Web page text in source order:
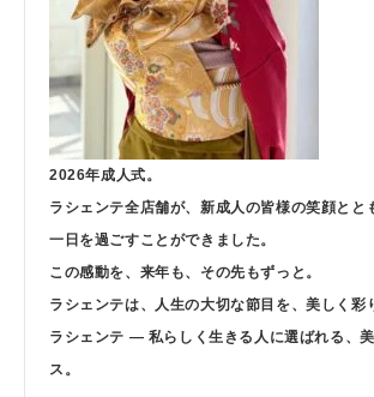
2026年成人式。
ラシェンテ全店舗が、新成人の皆様の笑顔とと
一日を過ごすことができました。
この感動を、来年も、その先もずっと。
ラシェンテは、人生の大切な節目を、美しく彩
ラシェンテ — 私らしく生きる人に選ばれる、
ス。